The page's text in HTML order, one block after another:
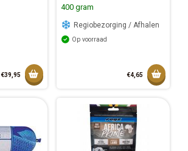
€39,95 Toevoegen aan mandje
Toegevoegd aan mandje
400 gram
Regiobezorging / Afhalen
Op voorraad
€4,65